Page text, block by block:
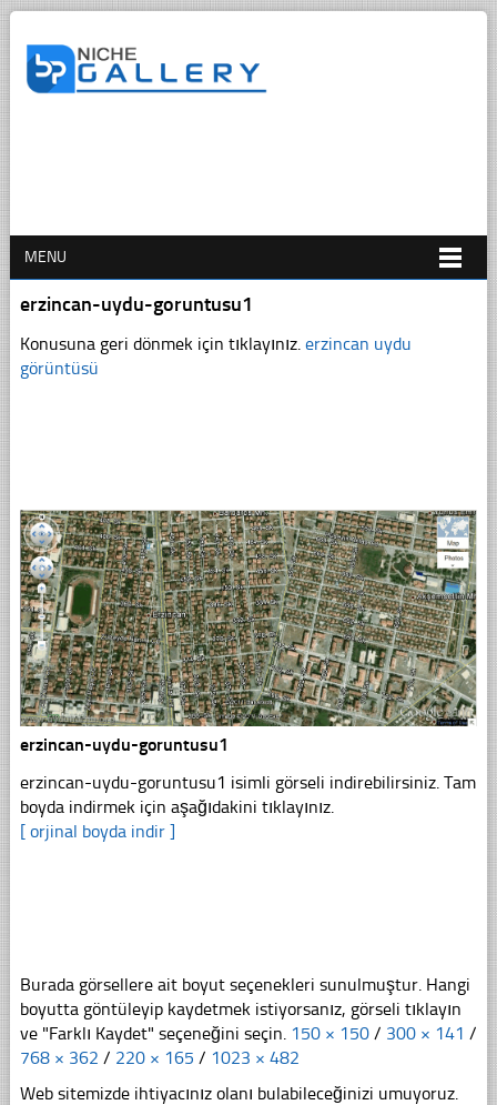
MENU
erzincan-uydu-goruntusu1
Konusuna geri dönmek için tıklayınız. erzincan uydu
görüntüsü
erzincan-uydu-goruntusu1
erzincan-uydu-goruntusu1 isimli görseli indirebilirsiniz. Tam
boyda indirmek için aşağıdakini tıklayınız.
[ orjinal boyda indir ]
Burada görsellere ait boyut seçenekleri sunulmuştur. Hangi
boyutta göntüleyip kaydetmek istiyorsanız, görseli tıklayın
ve "Farklı Kaydet" seçeneğini seçin. 150 × 150 / 300 × 141 /
768 × 362 / 220 × 165 / 1023 × 482
Web sitemizde ihtiyacınız olanı bulabileceğinizi umuyoruz.